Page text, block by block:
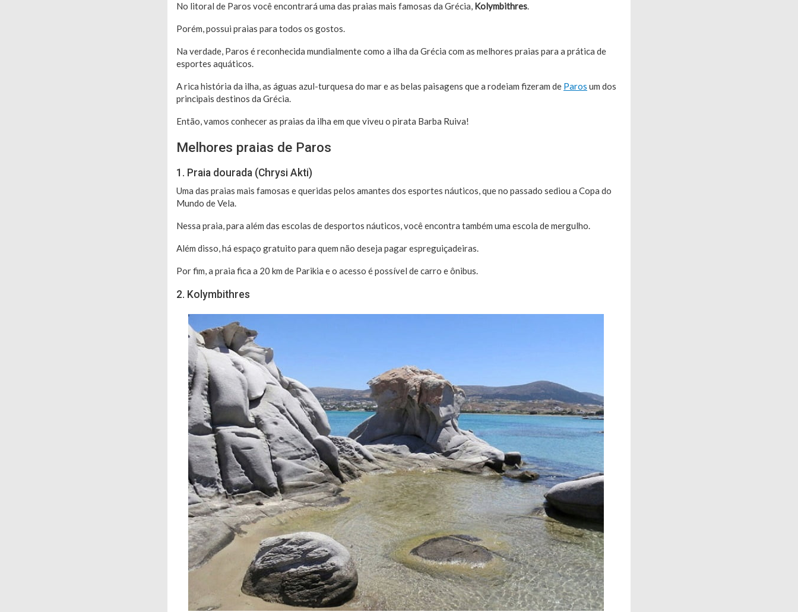
No litoral de Paros você encontrará uma das praias mais famosas da Grécia, Kolymbithres.
Porém, possui praias para todos os gostos.
Na verdade, Paros é reconhecida mundialmente como a ilha da Grécia com as melhores praias para a prática de
esportes aquáticos.
A rica história da ilha, as águas azul-turquesa do mar e as belas paisagens que a rodeiam fizeram de Paros um dos
principais destinos da Grécia.
Então, vamos conhecer as praias da ilha em que viveu o pirata Barba Ruiva!
Melhores praias de Paros
1. Praia dourada (Chrysi Akti)
Uma das praias mais famosas e queridas pelos amantes dos esportes náuticos, que no passado sediou a Copa do
Mundo de Vela.
Nessa praia, para além das escolas de desportos náuticos, você encontra também uma escola de mergulho.
Além disso, há espaço gratuito para quem não deseja pagar espreguiçadeiras.
Por fim, a praia fica a 20 km de Parikia e o acesso é possível de carro e ônibus.
2. Kolymbithres